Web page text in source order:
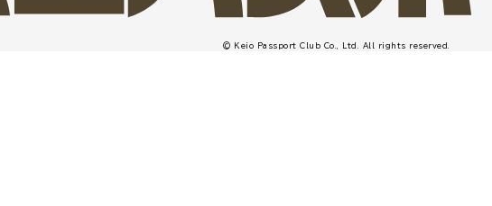
© Keio Passport Club Co., Ltd. All rights reserved.